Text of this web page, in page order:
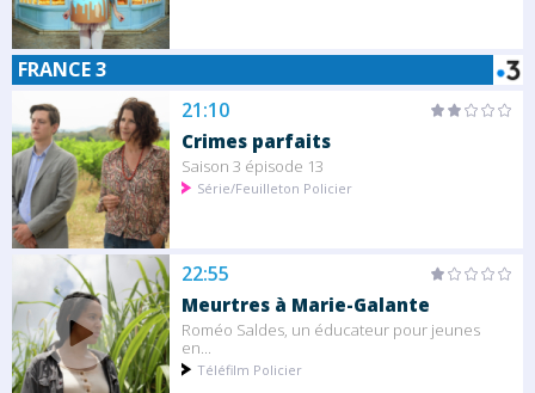
FRANCE 3
21:10
Crimes parfaits
Saison 3 épisode 13
Série/Feuilleton Policier
22:55
Meurtres à Marie-Galante
Roméo Saldes, un éducateur pour jeunes
en...
Téléfilm Policier